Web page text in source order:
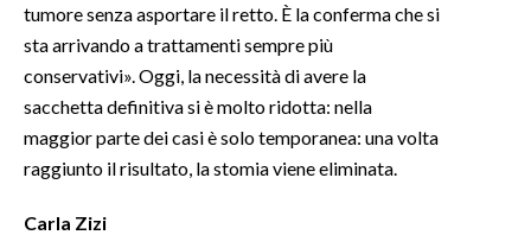
tumore senza asportare il retto. È la conferma che si
sta arrivando a trattamenti sempre più
conservativi». Oggi, la necessità di avere la
sacchetta definitiva si è molto ridotta: nella
maggior parte dei casi è solo temporanea: una volta
raggiunto il risultato, la stomia viene eliminata.
Carla Zizi